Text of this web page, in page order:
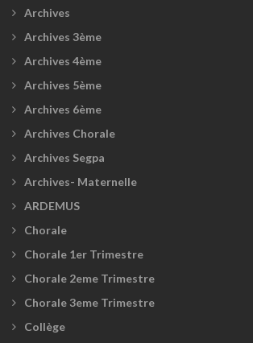
Archives
Archives 3ème
Archives 4ème
Archives 5ème
Archives 6ème
Archives Chorale
Archives Segpa
Archives- Maternelle
ARDEMUS
Chorale
Chorale 1er Trimestre
Chorale 2eme Trimestre
Chorale 3eme Trimestre
Collège